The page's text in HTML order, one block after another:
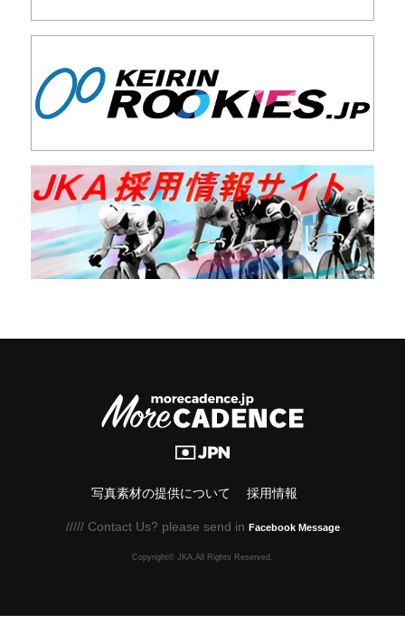
写真素材の提供について 採用情報
///// Contact Us? please send in Facebook Message
Copyright© JKA.All Rights Reserved.